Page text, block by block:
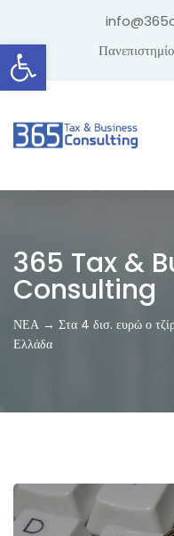
Ανοίξτε τη
365 Tax &
Consulting
ΝΕΑ → Στα 4 δισ. ευρώ ο
Ελλάδα